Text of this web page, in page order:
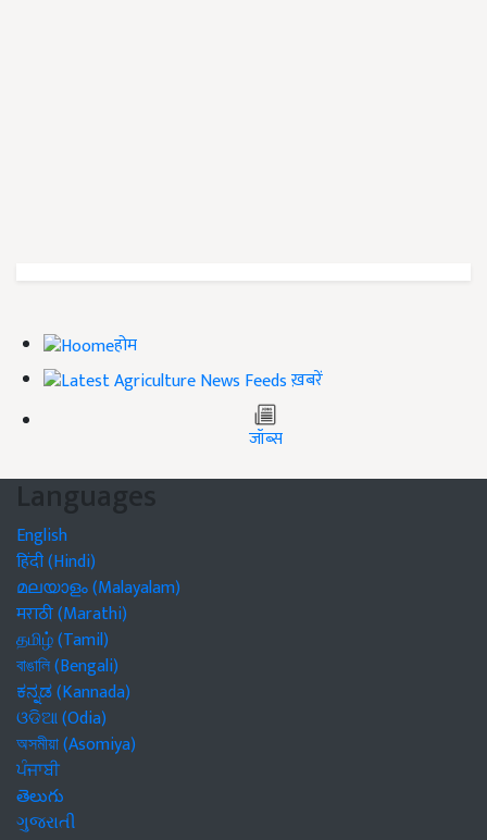
होम
ख़बरें
जॉब्स
Languages
English
हिंदी (Hindi)
മലയാളം (Malayalam)
मराठी (Marathi)
தமிழ் (Tamil)
বাঙালি (Bengali)
ಕನ್ನಡ (Kannada)
ଓଡିଆ (Odia)
অসমীয়া (Asomiya)
ਪੰਜਾਬੀ
తెలుగు
ગુજરાતી